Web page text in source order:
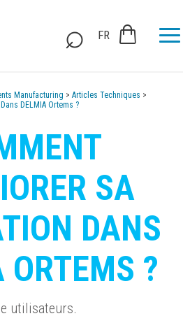
FR
Manufacturing > Articles Techniques >
DELMIA Ortems ?
SA
DANS
ORTEMS ?
utilisateurs.